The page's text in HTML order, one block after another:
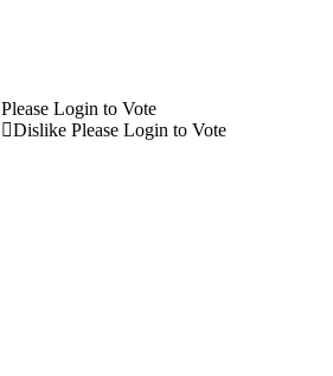
Please Login to Vote
Dislike Please Login to Vote